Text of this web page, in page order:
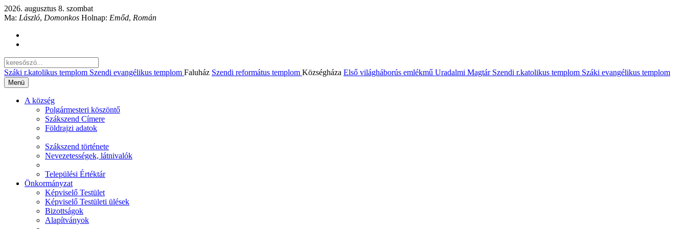
2026. augusztus 8. szombat
Ma: László, Domonkos Holnap: Emőd, Román
Száki r.katolikus templom Szendi evangélikus templom Faluház Szendi református templom Községháza Első világháborús emlékmű Uradalmi Magtár Szendi r.katolikus templom Száki evangélikus templom
Menü
A község
Polgármesteri köszöntő
Szákszend Címere
Földrajzi adatok
Szákszend története
Nevezetességek, látnivalók
Települési Értéktár
Önkormányzat
Képviselő Testület
Képviselő Testületi ülések
Bizottságok
Alapítványok